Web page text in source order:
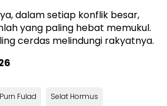
dalam setiap konflik besar,
yang paling hebat memukul.
cerdas melindungi rakyatnya.
Fulad Selat Hormus